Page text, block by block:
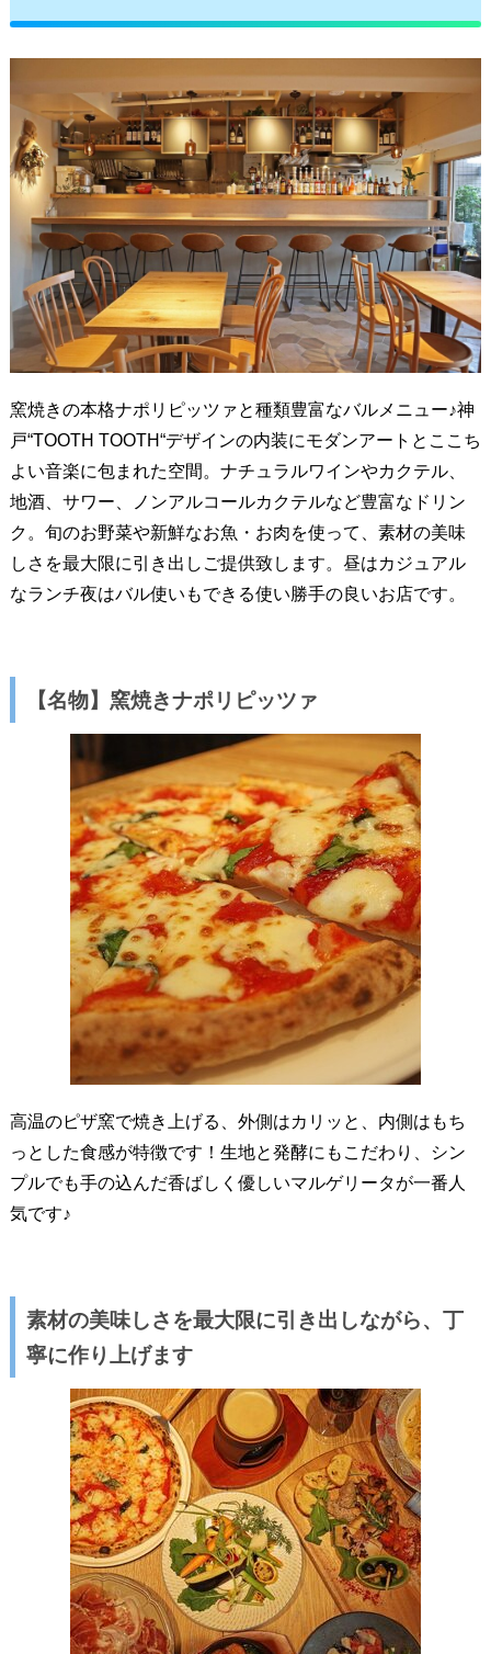
窯焼きの本格ナポリピッツァと種類豊富なバルメニュー♪神
戸“TOOTH TOOTH“デザインの内装にモダンアートとここち
よい音楽に包まれた空間。ナチュラルワインやカクテル、
地酒、サワー、ノンアルコールカクテルなど豊富なドリン
ク。旬のお野菜や新鮮なお魚・お肉を使って、素材の美味
しさを最大限に引き出しご提供致します。昼はカジュアル
なランチ夜はバル使いもできる使い勝手の良いお店です。
【名物】窯焼きナポリピッツァ
高温のピザ窯で焼き上げる、外側はカリッと、内側はもち
っとした食感が特徴です！生地と発酵にもこだわり、シン
プルでも手の込んだ香ばしく優しいマルゲリータが一番人
気です♪
素材の美味しさを最大限に引き出しながら、丁
寧に作り上げます